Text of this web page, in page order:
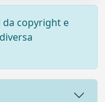
copyright e